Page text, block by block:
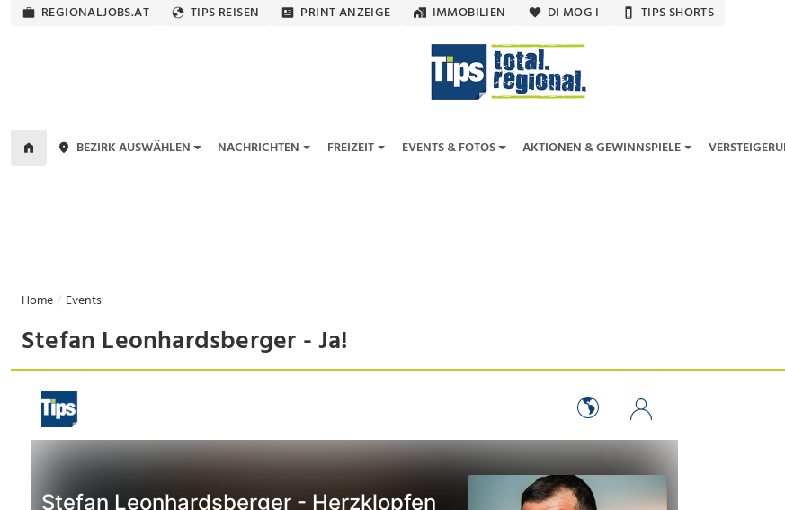
REGIONALJOBS.AT TIPS REISEN PRINT ANZEIGE IMMOBILIEN DI MOG I TIPS SHORTS
BEZIRK AUSWÄHLEN NACHRICHTEN FREIZEIT EVENTS & FOTOS AKTIONEN & GEWINNSPIELE
Home Events
Stefan Leonhardsberger - Ja!